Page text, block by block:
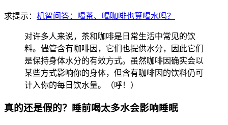
求提示： 机智问答：喝茶、喝咖啡也算喝水吗？
对许多人来说，茶和咖啡是日常生活中常见的饮
料。儘管含有咖啡因，它们也提供水分，因此它们
是保持身体水分的有效方式。虽然咖啡因确实会以
某些方式影响你的身体，但含有咖啡因的饮料仍可
计入你的每日饮水量。（呼！）
真的还是假的？睡前喝太多水会影响睡眠